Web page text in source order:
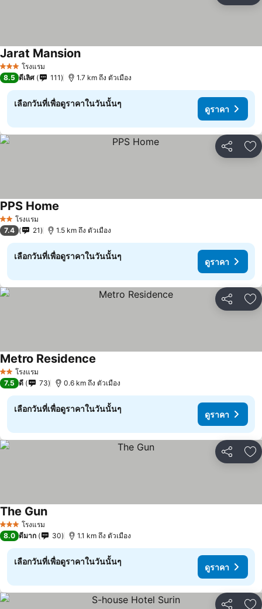
3 ดาว โรงแรม
Jarat Mansion
8.5 ดีเลิศ 111 1.7 km ถึง ตัวเมือง
เลือกวันที่เพื่อดูราคาในวันนั้นๆ
ดูราคา
แชร์ เ
2 ดาวโรงแรม
PPS Home
7.4 21 1.5 km ถึง ตัวเมือง
เลือกวันที่เพื่อดูราคาในวันนั้นๆ
ดูราคา
แชร์ เ
2 ดาวโรงแรม
Metro Residence
7.5 ดี 73 0.6 km ถึง ตัวเมือง
เลือกวันที่เพื่อดูราคาในวันนั้นๆ
ดูราคา
แชร์ เ
3 ดาว โรงแรม
The Gun
8.0 ดีมาก 30 1.1 km ถึง ตัวเมือง
เลือกวันที่เพื่อดูราคาในวันนั้นๆ
ดูราคา